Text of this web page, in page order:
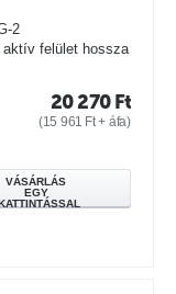
2
aktív felület hossza
20 270 Ft
(15 961 Ft+ áfa)
VÁSÁRLÁS
EGY